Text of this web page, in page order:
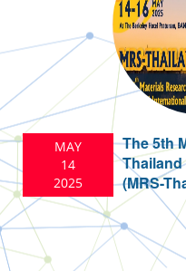
MAY
14
2025
The 5th
(MRS-